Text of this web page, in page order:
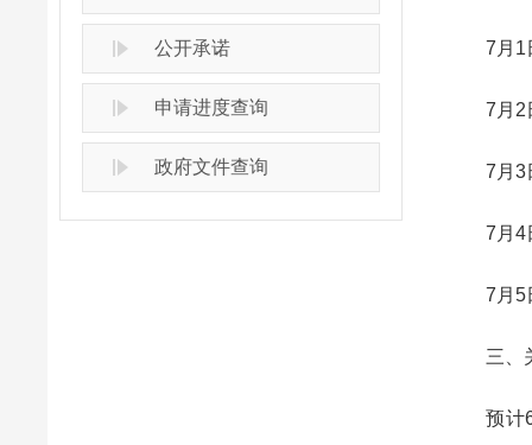
公开承诺
申请进度查询
政府文件查询
7月1日
7月2日
7月3日
7月4日
7月5日
三、关
预计6